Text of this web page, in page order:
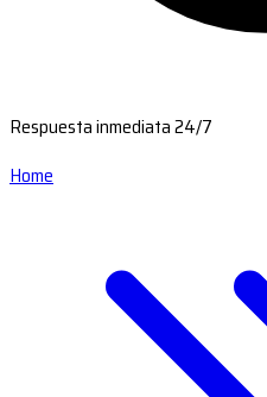
Respuesta inmediata 24/7
Home